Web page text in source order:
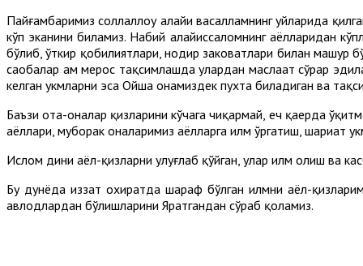
Пайғамбаримиз соллаллоҳу алайҳи васалламнинг уйларида
кўп эканини биламиз. Набий алайҳиссаломнинг аёлларидан
бўлиб, ўткир қобилиятлари, нодир заковатлари билан машҳур
саҳобалар ҳам мерос тақсимлашда улардан маслаҳат сўрар
келган ҳукмларни эса Ойша онамиздек пухта биладиган ва
Баъзи ота-оналар қизларини кўчага чиқармай, ҳеч қаерда
аёллари, муборак оналаримиз аёлларга илм ўргатиш, шариат
Ислом дини аёл-қизларни улуғлаб қўйган, улар илм олиш ва
Бу дунёда иззат охиратда шараф бўлган илмни аёл-
авлодлардан бўлишларини Яратгандан сўраб қоламиз.